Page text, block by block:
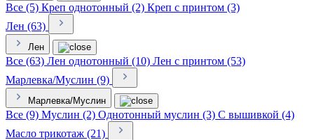
Все (5) Креп однотонный (2) Креп с принтом (3)
Лен (63)
Лен
Все (63) Лен однотонный (10) Лен с принтом (53)
Марлевка/Муслин (9)
Марлевка/Муслин
Все (9) Муслин (2) Однотонный муслин (3) С вышивкой (4)
Масло трикотаж (21)